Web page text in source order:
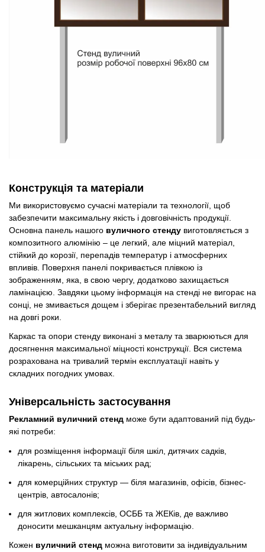
Конструкція та матеріали
Ми використовуємо сучасні матеріали та технології, щоб
забезпечити максимальну якість і довговічність продукції.
Основна панель нашого вуличного стенду виготовляється з
композитного алюмінію – це легкий, але міцний матеріал,
стійкий до корозії, перепадів температур і атмосферних
впливів. Поверхня панелі покривається плівкою із
зображенням, яка, в свою чергу, додатково захищається
ламінацією. Завдяки цьому інформація на стенді не вигорає на
сонці, не змивається дощем і зберігає презентабельний вигляд
на довгі роки.
Каркас та опори стенду виконані з металу та зварюються для
досягнення максимальної міцності конструкції. Вся система
розрахована на тривалий термін експлуатації навіть у
складних погодних умовах.
Універсальність застосування
Рекламний вуличний стенд може бути адаптований під будь-
які потреби:
для розміщення інформації біля шкіл, дитячих садків,
лікарень, сільських та міських рад;
для комерційних структур — біля магазинів, офісів, бізнес-
центрів, автосалонів;
для житлових комплексів, ОСББ та ЖЕКів, де важливо
доносити мешканцям актуальну інформацію.
Кожен вуличний стенд можна виготовити за індивідуальним